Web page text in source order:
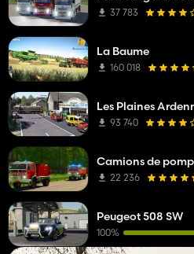
37 783
La Baume
160 018
Les Plaines
93 740
Camions de
22 236
Peugeot 508 SW
100%